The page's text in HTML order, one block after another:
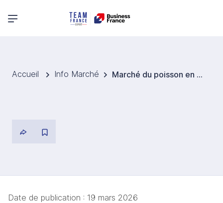
Menu principal
Accueil Info Marché Marché du poisson en Roumanie : une dépendance structurelle aux importations
Date de publication : 19 mars 2026